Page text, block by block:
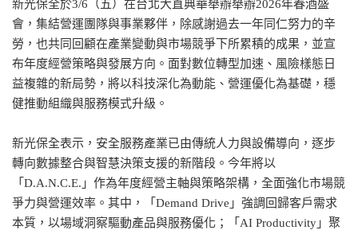
新光保全於3/6（五）在台北大直典華舉辦舉辦2026年春酒盛
會，集結營運團隊與事業夥伴，除感謝過去一年同仁努力的辛
勞，也共同回顧在產業變動與市場競爭下所累積的成果，並宣
布年度經營策略與發展方向。面對數位轉型加速、風險樣態日
益複雜的新局勢，將以科技深化為動能、營運優化為基礎，穩
健推動組織與服務模式升級。
新光保全表示，安全服務產業已由傳統人力與設備導向，逐步
轉向數據整合與智慧決策支援的新階段。今年將以
「D.A.N.C.E.」作為年度經營主軸與策略架構，全面強化市場競
爭力與營運效率。其中，「Demand Drive」強調回歸客戶需求
本質，以場域洞察驅動產品與服務優化；「AI Productivity」聚